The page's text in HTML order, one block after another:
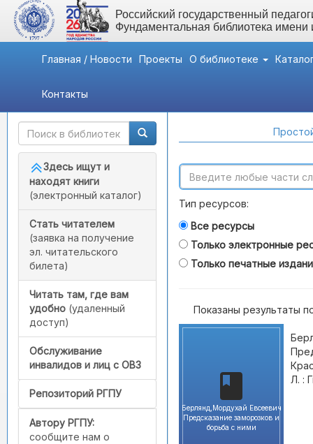
Российский государственный
Фундаментальная библиотека
Главная / Новости Проекты О библиотеке
Контакты
Быстрый доступ
Здесь ищут и
находят книги
(электронный каталог)
Стать читателем
(заявка на получение
эл. читательского
билета)
Читать там, где вам
удобно (удаленный
доступ)
Обслуживание
инвалидов и лиц с ОВЗ
Репозиторий РГПУ
Автору РГПУ:
сообщите нам о
Тип ресурсов:
Все ресурсы
Только электронные
Только печатные
Показаны результаты
Берлянд,Мордухай Евсеевич
Предсказание заморозков и
борьба с ними
Л. :